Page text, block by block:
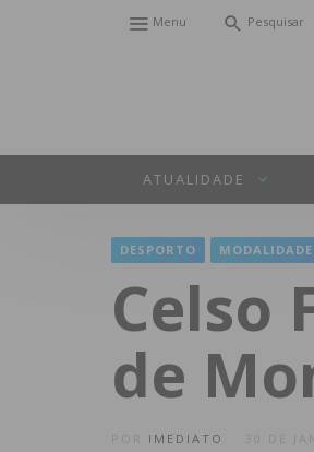
Menu Pesquisar
ATUALIDADE
DESPORTO
Celso
de
IMEDIATO 30 DE